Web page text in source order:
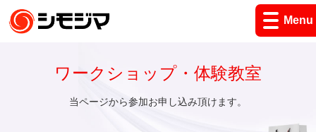
Menu
ワークショップ・体験教室
当ページから参加お申し込み頂けます。